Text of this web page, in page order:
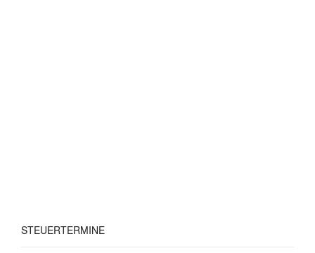
STEUERTERMINE